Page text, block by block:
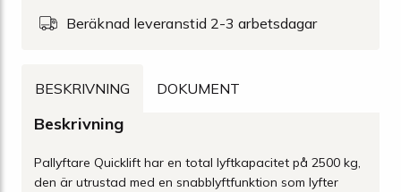
Beräknad leveranstid 2-3 arbetsdagar
BESKRIVNING DOKUMENT
Beskrivning
Pallyftare Quicklift har en total lyftkapacitet på 2500 kg,
den är utrustad med en snabblyftfunktion som lyfter